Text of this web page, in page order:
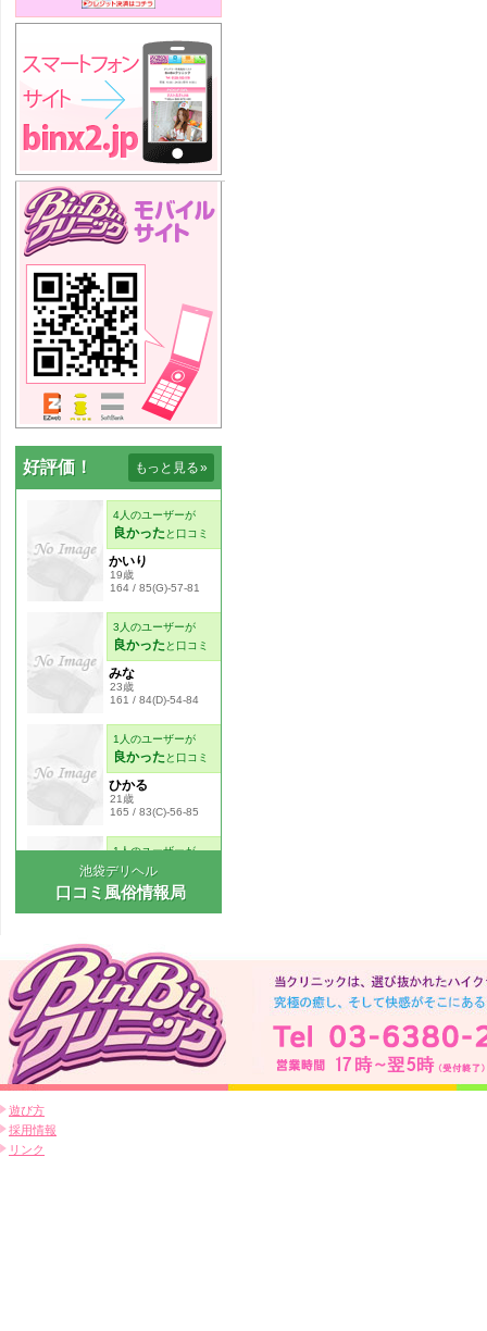
好評価！ もっと見る»
池袋デリヘル
口コミ風俗情報局
遊び方
採用情報
リンク